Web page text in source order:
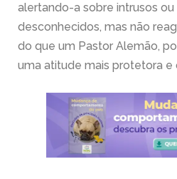
alertando-a sobre intrusos ou
desconhecidos, mas não
do que um Pastor Alemão,
uma atitude mais protetora e